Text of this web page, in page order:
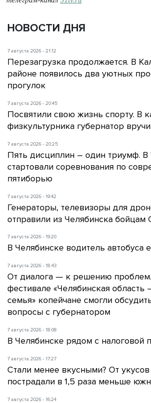
НОВОСТИ ДНЯ
7 августа 2026 - 21:12
Перезагрузка продолжается. В
районе появилось два уютных
прогулок
7 августа 2026 - 20:45
Посвятили свою жизнь спорту. В
физкультурника губернатор
7 августа 2026 - 20:25
Пять дисциплин – один триумф. В
стартовали соревнования по
пятиборью
7 августа 2026 - 19:42
Генераторы, телевизоры для
отправили из Челябинска бойцам
7 августа 2026 - 19:20
В Челябинске водитель автобуса
7 августа 2026 - 18:43
От диалога — к решению
фестивале «Челябинская
семья» копейчане смогли
вопросы с губернатором
7 августа 2026 - 18:08
В Челябинске рядом с налоговой
7 августа 2026 - 17:27
Стали менее вкусными? От
пострадали в 1,5 раза меньше
7 августа 2026 - 16:24